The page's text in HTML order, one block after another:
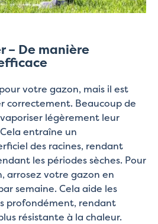
– De manière
votre gazon, mais il est
correctement. Beaucoup de
légèrement leur
entraîne un
des racines, rendant
les périodes sèches. Pour
arrosez votre gazon en
semaine. Cela aide les
profondément, rendant
résistante à la chaleur.